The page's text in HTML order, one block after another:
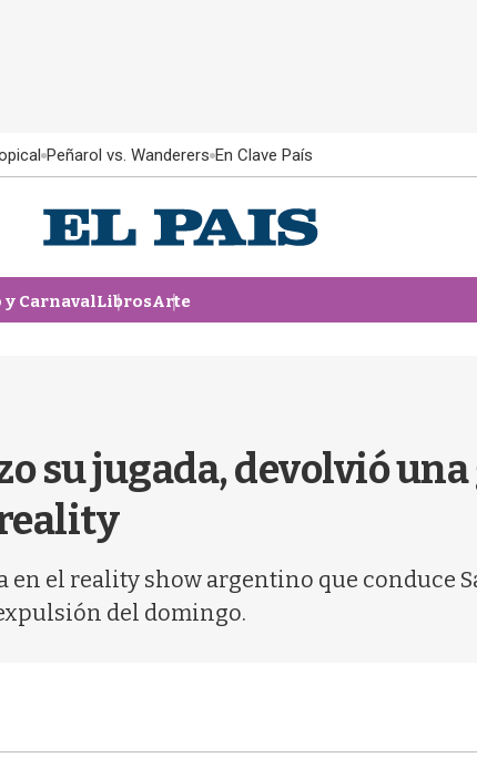
Peñarol vs. Wanderers En Clave País
y CarnavalLibrosArte
su jugada, devolvió
en el reality show argentino que conduce
del domingo.